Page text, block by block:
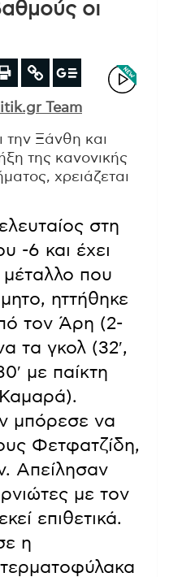
οι
Team
την Ξάνθη και
της κανονικής
χρειάζεται
στη
-6 και έχει
που
ηττήθηκε
τον Άρη (2-
τα γκολ (32′,
με παίκτη
μπόρεσε να
Φετφατζίδη,
Απείλησαν
με τον
επιθετικά.
η